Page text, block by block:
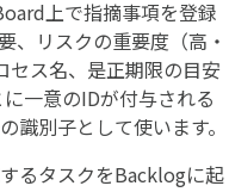
上で指摘事項を登録
、リスクの重要度（高・
セス名、是正期限の目安
一意のIDが付与される
識別子として使います。
るタスクをBacklogに起